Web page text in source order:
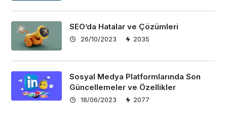
SEO’da Hatalar ve Çözümleri
26/10/2023 2035
Sosyal Medya Platformlarında Son
Güncellemeler ve Özellikler
18/06/2023 2077